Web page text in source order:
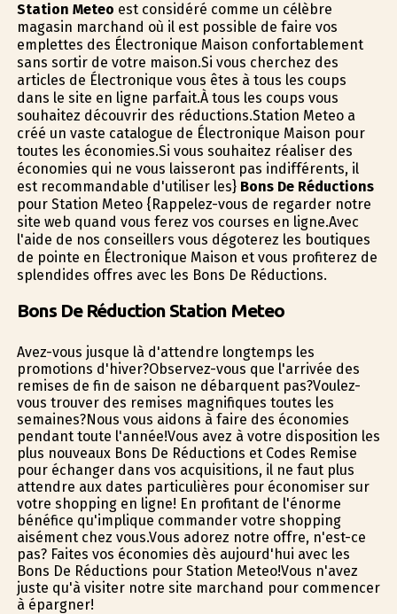
Station Meteo est considéré comme un célèbre
magasin marchand où il est possible de faire vos
emplettes des Électronique Maison confortablement
sans sortir de votre maison.Si vous cherchez des
articles de Électronique vous êtes à tous les coups
dans le site en ligne parfait.À tous les coups vous
souhaitez découvrir des réductions.Station Meteo a
créé un vaste catalogue de Électronique Maison pour
toutes les économies.Si vous souhaitez réaliser des
économies qui ne vous laisseront pas indifférents, il
est recommandable d'utiliser les} Bons De Réductions
pour Station Meteo {Rappelez-vous de regarder notre
site web quand vous ferez vos courses en ligne.Avec
l'aide de nos conseillers vous dégoterez les boutiques
de pointe en Électronique Maison et vous profiterez de
splendides offres avec les Bons De Réductions.
Bons De Réduction Station Meteo
Avez-vous jusque là d'attendre longtemps les
promotions d'hiver?Observez-vous que l'arrivée des
remises de fin de saison ne débarquent pas?Voulez-
vous trouver des remises magnifiques toutes les
semaines?Nous vous aidons à faire des économies
pendant toute l'année!Vous avez à votre disposition les
plus nouveaux Bons De Réductions et Codes Remise
pour échanger dans vos acquisitions, il ne faut plus
attendre aux dates particulières pour économiser sur
votre shopping en ligne! En profitant de l'énorme
bénéfice qu'implique commander votre shopping
aisément chez vous.Vous adorez notre offre, n'est-ce
pas? Faites vos économies dès aujourd'hui avec les
Bons De Réductions pour Station Meteo!Vous n'avez
juste qu'à visiter notre site marchand pour commencer
à épargner!